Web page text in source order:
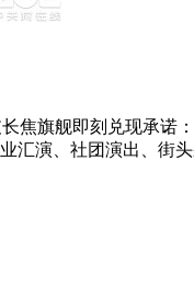
焦旗舰即刻兑现承诺
演、社团演出、街